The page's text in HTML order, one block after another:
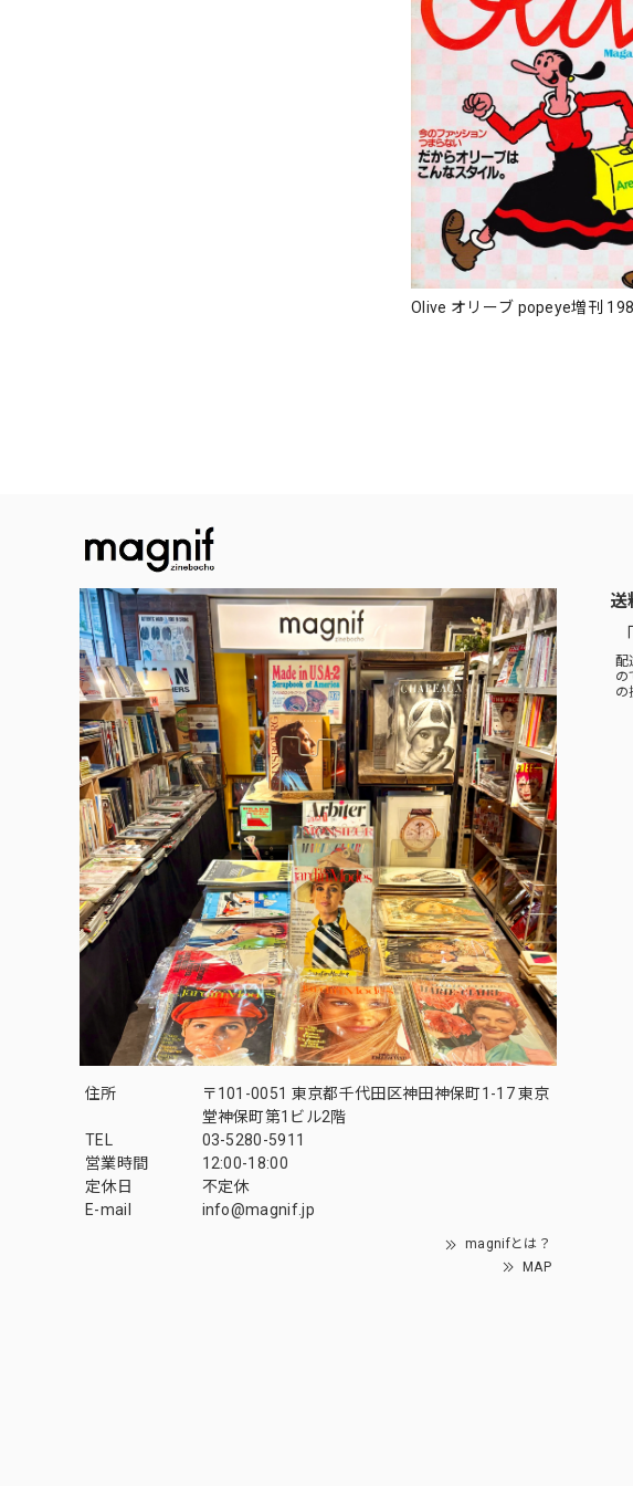
Olive オリーブ popeye増刊
住所
〒101-0051 東京都千代田区神田神保町1-17 東京
堂神保町第1ビル2階
TEL
03-5280-5911
営業時間
12:00-18:00
定休日
不定休
E-mail
info@magnif.jp
magnifとは？
MAP
配
の
の